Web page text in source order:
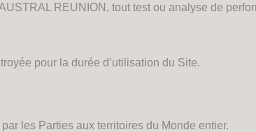
REUNION, tout test ou analyse de
pour la durée d’utilisation du Site.
les Parties aux territoires du Monde entier.